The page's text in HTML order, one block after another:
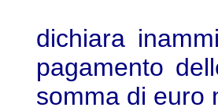
dichiara
pagamento
somma di euro